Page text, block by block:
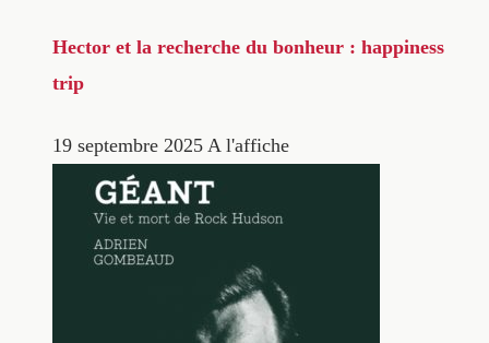
Hector et la recherche du bonheur : happiness
trip
19 septembre 2025 A l'affiche